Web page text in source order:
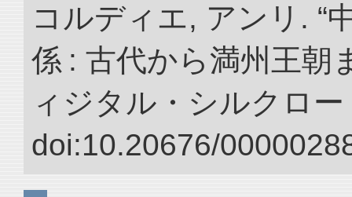
コルディエ, アンリ. “
係 : 古代から満州王朝
ィジタル・シルクロ
doi:10.20676/